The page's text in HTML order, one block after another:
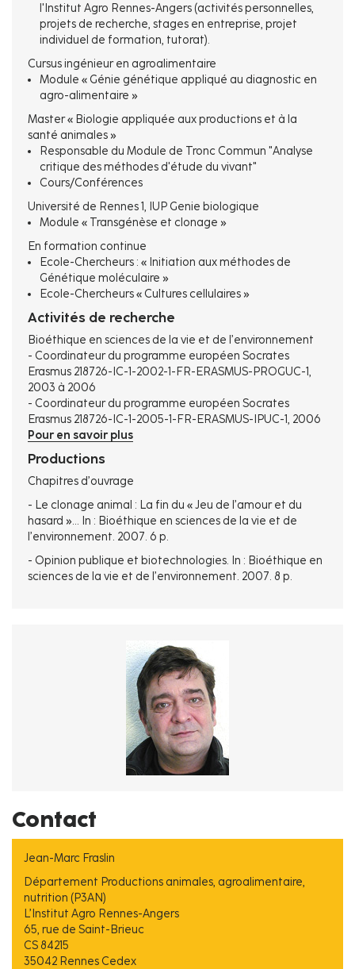
l'Institut Agro Rennes-Angers (activités personnelles,
projets de recherche, stages en entreprise, projet
individuel de formation, tutorat).
Cursus ingénieur en agroalimentaire
Module « Génie génétique appliqué au diagnostic en
agro-alimentaire »
Master « Biologie appliquée aux productions et à la
santé animales »
Responsable du Module de Tronc Commun "Analyse
critique des méthodes d'étude du vivant"
Cours/Conférences
Université de Rennes 1, IUP Genie biologique
Module « Transgénèse et clonage »
En formation continue
Ecole-Chercheurs : « Initiation aux méthodes de
Génétique moléculaire »
Ecole-Chercheurs « Cultures cellulaires »
Activités de recherche
Bioéthique en sciences de la vie et de l’environnement
- Coordinateur du programme européen Socrates
Erasmus 218726-IC-1-2002-1-FR-ERASMUS-PROGUC-1,
2003 à 2006
- Coordinateur du programme européen Socrates
Erasmus 218726-IC-1-2005-1-FR-ERASMUS-IPUC-1, 2006
Pour en savoir plus
Productions
Chapitres d’ouvrage
- Le clonage animal : La fin du « Jeu de l’amour et du
hasard »… In : Bioéthique en sciences de la vie et de
l’environnement. 2007. 6 p.
- Opinion publique et biotechnologies. In : Bioéthique en
sciences de la vie et de l’environnement. 2007. 8 p.
Contact
Jean-Marc Fraslin
Département Productions animales, agroalimentaire,
nutrition (P3AN)
L’Institut Agro Rennes-Angers
65, rue de Saint-Brieuc
CS 84215
35042 Rennes Cedex